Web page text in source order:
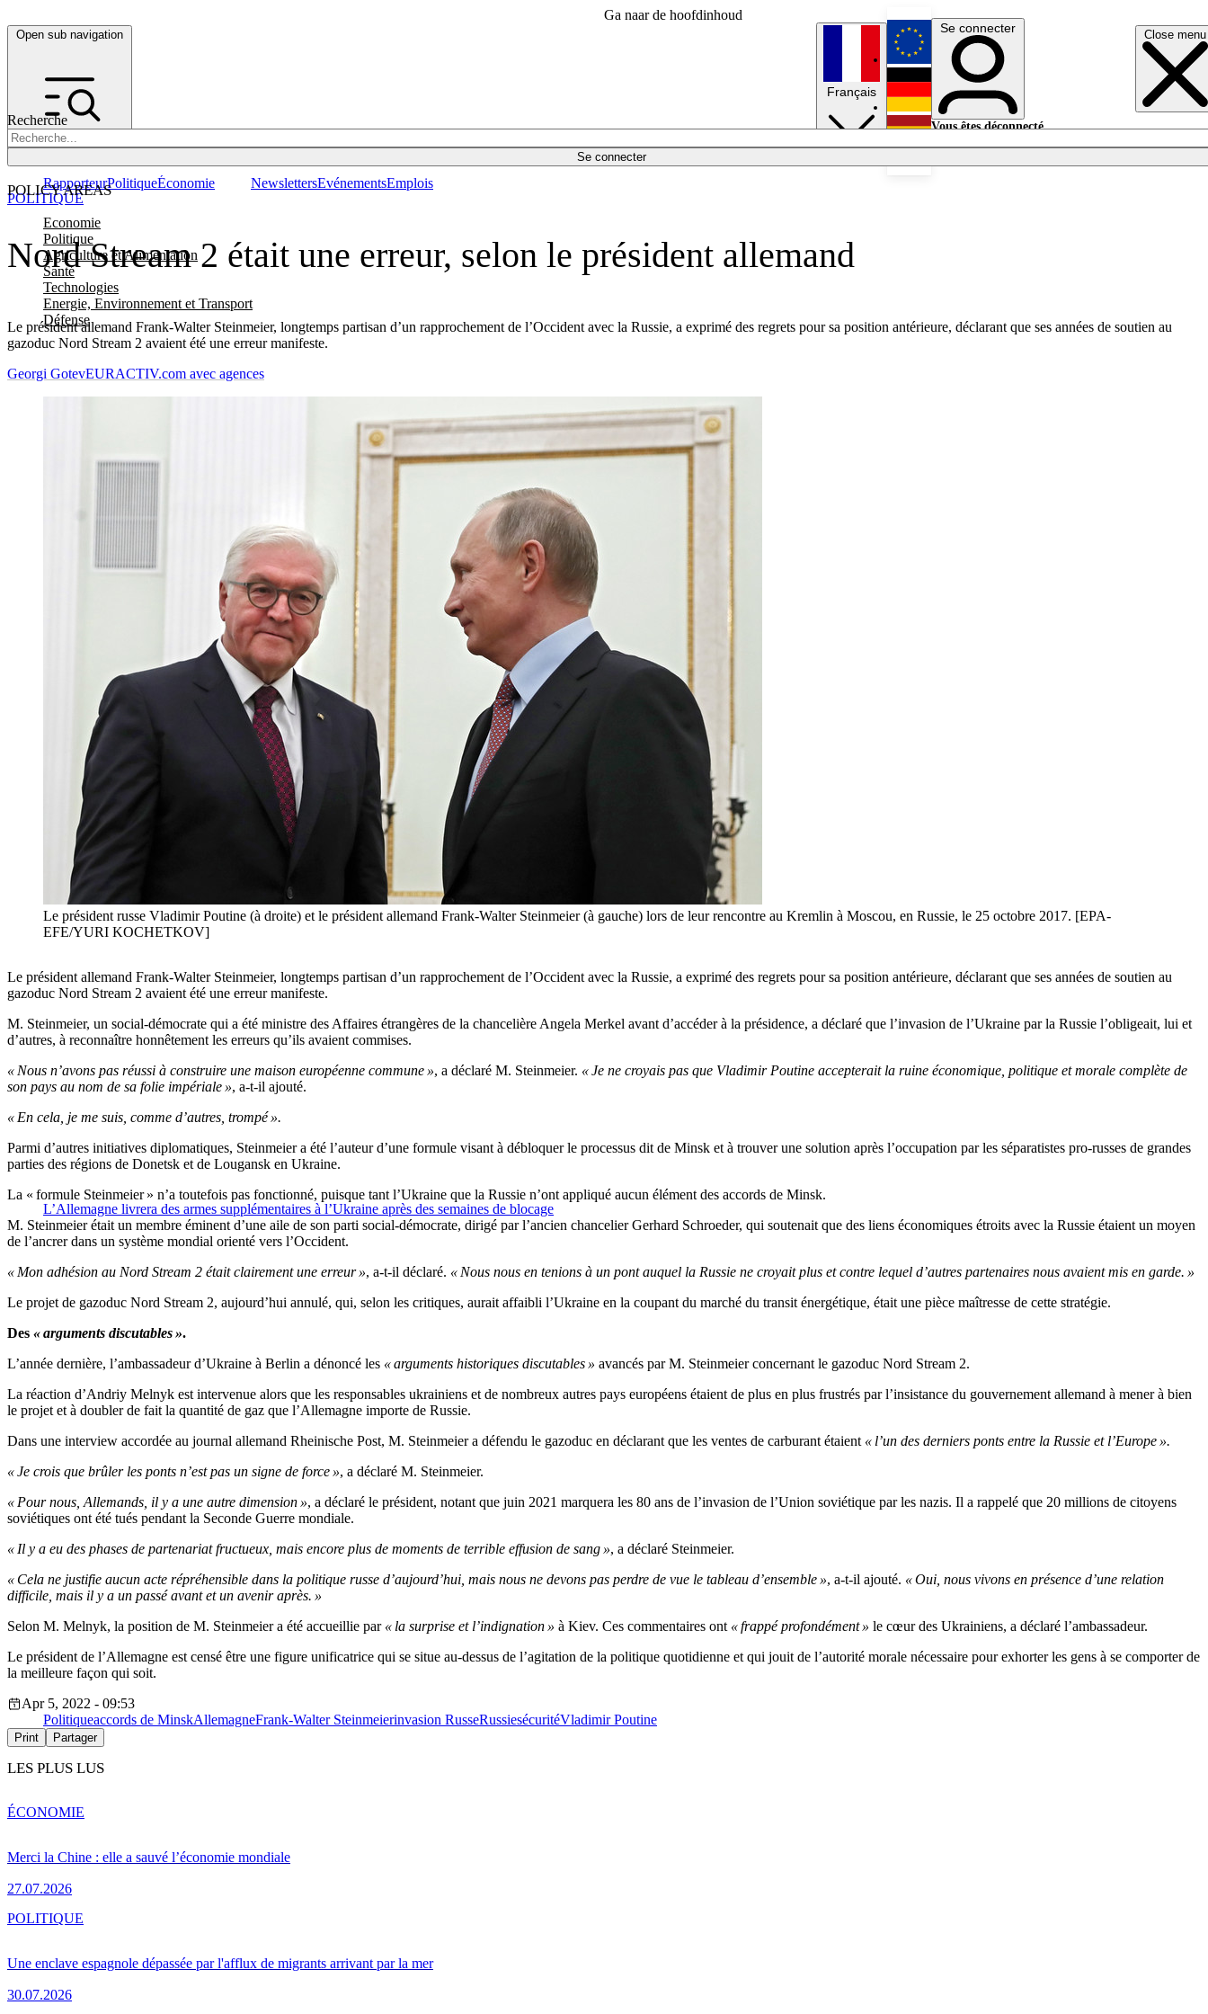
Ga naar de hoofdinhoud
Open sub navigation Close menu
Recherche
Se connecter
POLICY AREAS
Economie
Politique
Agriculture et Alimentation
Santé
Technologies
Energie, Environnement et Transport
Défense
RapporteurPolitiqueÉconomie NewslettersEvénementsEmplois
Français
English
Deutsch
Se connecter
Vous êtes déconnecté.
Nord Stream 2 était une erreur, selon le président allemand
Le président allemand Frank-Walter Steinmeier, longtemps partisan d’un rapprochement de l’Occident avec la Russie, a exprimé des regrets pour sa position antérieure, déclarant que ses années de soutien au
gazoduc Nord Stream 2 avaient été une erreur manifeste.
POLITIQUE
Georgi GotevEURACTIV.com avec agences
Le président russe Vladimir Poutine (à droite) et le président allemand Frank-Walter Steinmeier (à gauche) lors de leur rencontre au Kremlin à Moscou, en Russie, le 25 octobre 2017. [EPA-
EFE/YURI KOCHETKOV]
Le président allemand Frank-Walter Steinmeier, longtemps partisan d’un rapprochement de l’Occident avec la Russie, a exprimé des regrets pour sa position antérieure, déclarant que ses années de soutien au
gazoduc Nord Stream 2 avaient été une erreur manifeste.
M. Steinmeier, un social-démocrate qui a été ministre des Affaires étrangères de la chancelière Angela Merkel avant d’accéder à la présidence, a déclaré que l’invasion de l’Ukraine par la Russie l’obligeait, lui et
d’autres, à reconnaître honnêtement les erreurs qu’ils avaient commises.
« Nous n’avons pas réussi à construire une maison européenne commune », a déclaré M. Steinmeier. « Je ne croyais pas que Vladimir Poutine accepterait la ruine économique, politique et morale complète de
son pays au nom de sa folie impériale », a-t-il ajouté.
« En cela, je me suis, comme d’autres, trompé ».
Parmi d’autres initiatives diplomatiques, Steinmeier a été l’auteur d’une formule visant à débloquer le processus dit de Minsk et à trouver une solution après l’occupation par les séparatistes pro-russes de grandes
parties des régions de Donetsk et de Lougansk en Ukraine.
L’Allemagne livrera des armes supplémentaires à l’Ukraine après des semaines de blocage
La « formule Steinmeier » n’a toutefois pas fonctionné, puisque tant l’Ukraine que la Russie n’ont appliqué aucun élément des accords de Minsk.
M. Steinmeier était un membre éminent d’une aile de son parti social-démocrate, dirigé par l’ancien chancelier Gerhard Schroeder, qui soutenait que des liens économiques étroits avec la Russie étaient un moyen
de l’ancrer dans un système mondial orienté vers l’Occident.
« Mon adhésion au Nord Stream 2 était clairement une erreur », a-t-il déclaré. « Nous nous en tenions à un pont auquel la Russie ne croyait plus et contre lequel d’autres partenaires nous avaient mis en garde. »
Le projet de gazoduc Nord Stream 2, aujourd’hui annulé, qui, selon les critiques, aurait affaibli l’Ukraine en la coupant du marché du transit énergétique, était une pièce maîtresse de cette stratégie.
Des « arguments discutables ».
L’année dernière, l’ambassadeur d’Ukraine à Berlin a dénoncé les « arguments historiques discutables » avancés par M. Steinmeier concernant le gazoduc Nord Stream 2.
La réaction d’Andriy Melnyk est intervenue alors que les responsables ukrainiens et de nombreux autres pays européens étaient de plus en plus frustrés par l’insistance du gouvernement allemand à mener à bien
le projet et à doubler de fait la quantité de gaz que l’Allemagne importe de Russie.
Dans une interview accordée au journal allemand Rheinische Post, M. Steinmeier a défendu le gazoduc en déclarant que les ventes de carburant étaient « l’un des derniers ponts entre la Russie et l’Europe ».
« Je crois que brûler les ponts n’est pas un signe de force », a déclaré M. Steinmeier.
« Pour nous, Allemands, il y a une autre dimension », a déclaré le président, notant que juin 2021 marquera les 80 ans de l’invasion de l’Union soviétique par les nazis. Il a rappelé que 20 millions de citoyens
soviétiques ont été tués pendant la Seconde Guerre mondiale.
« Il y a eu des phases de partenariat fructueux, mais encore plus de moments de terrible effusion de sang », a déclaré Steinmeier.
« Cela ne justifie aucun acte répréhensible dans la politique russe d’aujourd’hui, mais nous ne devons pas perdre de vue le tableau d’ensemble », a-t-il ajouté. « Oui, nous vivons en présence d’une relation
difficile, mais il y a un passé avant et un avenir après. »
Selon M. Melnyk, la position de M. Steinmeier a été accueillie par « la surprise et l’indignation » à Kiev. Ces commentaires ont « frappé profondément » le cœur des Ukrainiens, a déclaré l’ambassadeur.
Le président de l’Allemagne est censé être une figure unificatrice qui se situe au-dessus de l’agitation de la politique quotidienne et qui jouit de l’autorité morale nécessaire pour exhorter les gens à se comporter de
la meilleure façon qui soit.
Apr 5, 2022 - 09:53
Politiqueaccords de MinskAllemagneFrank-Walter Steinmeierinvasion RusseRussiesécuritéVladimir Poutine
Print Partager
LES PLUS LUS
Merci la Chine : elle a sauvé l’économie mondiale
27.07.2026
ÉCONOMIE
Une enclave espagnole dépassée par l'afflux de migrants arrivant par la mer
30.07.2026
POLITIQUE